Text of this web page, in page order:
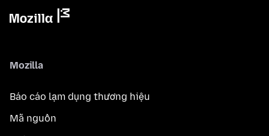
Mozilla
Báo cáo lạm dụng thương hiệu
Mã nguồn